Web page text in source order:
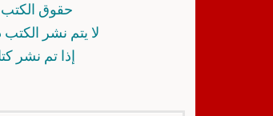
حقوق الكتب
لا يتم نشر
إذا تم نشر